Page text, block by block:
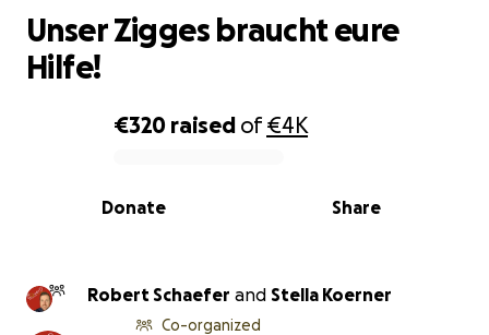
0% complete
€320 raised of€4K
Share
Donate
Unser Zigges braucht eure
Hilfe!
Robert Schaefer and Stella Koerner
Co-organized